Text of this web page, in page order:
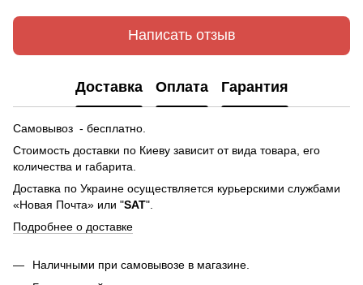
Написать отзыв
Доставка Оплата Гарантия
Самовывоз - бесплатно.
Стоимость доставки по Киеву зависит от вида товара, его
количества и габарита.
Доставка по Украине осуществляется курьерскими службами
«Новая Почта» или "SAT".
Подробнее о доставке
Наличными при самовывозе в магазине.